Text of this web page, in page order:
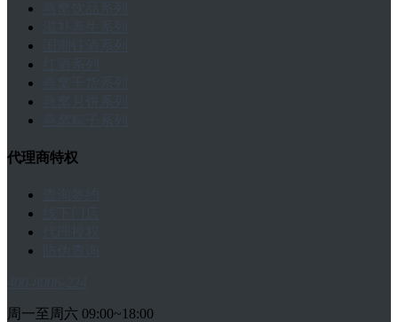
代理商特权
周一至周六 09:00~18:00